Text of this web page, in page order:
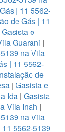
| 11 5562-
de Gás | 11
Gasista e
Guarani |
na Vila
| 11 5562-
de
| Gasista e
Ida| Gasista
Vila Inah |
na Vila
5562-5139